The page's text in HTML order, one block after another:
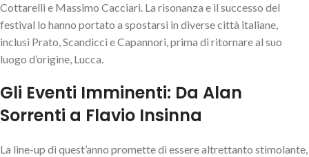
Cottarelli e Massimo Cacciari. La risonanza e il successo del
festival lo hanno portato a spostarsi in diverse città italiane,
inclusi Prato, Scandicci e Capannori, prima di ritornare al suo
luogo d’origine, Lucca.
Gli Eventi Imminenti: Da Alan
Sorrenti a Flavio Insinna
La line-up di quest’anno promette di essere altrettanto stimolante,